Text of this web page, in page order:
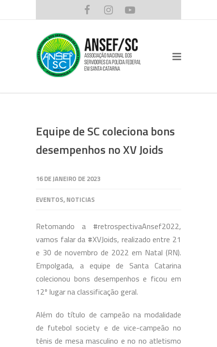
Equipe de SC coleciona bons
desempenhos no XV Joids
16 DE JANEIRO DE 2023
EVENTOS, NOTICIAS
Retomando a #retrospectivaAnsef2022,
vamos falar da #XVJoids, realizado entre 21
e 30 de novembro de 2022 em Natal (RN).
Empolgada, a equipe de Santa Catarina
colecionou bons desempenhos e ficou em
12º lugar na classificação geral.
Além do título de campeão na modalidade
de futebol society e de vice-campeão no
tênis de mesa masculino e no no atletismo